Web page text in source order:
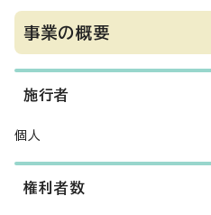
事業の概要
施行者
個人
権利者数